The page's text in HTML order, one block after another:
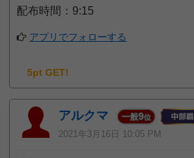
配布時間：9:15
アプリでフォローする
5pt GET!
アルクマ 一般9位
2021年3月16日 10:05 PM